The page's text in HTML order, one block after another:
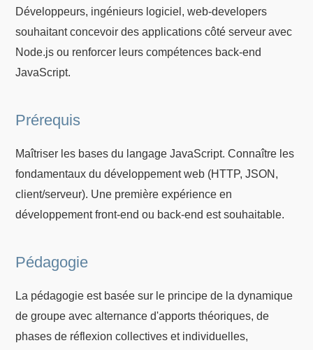
Développeurs, ingénieurs logiciel, web-developers
souhaitant concevoir des applications côté serveur avec
Node.js ou renforcer leurs compétences back-end
JavaScript.
Prérequis
Maîtriser les bases du langage JavaScript. Connaître les
fondamentaux du développement web (HTTP, JSON,
client/serveur). Une première expérience en
développement front-end ou back-end est souhaitable.
Pédagogie
La pédagogie est basée sur le principe de la dynamique
de groupe avec alternance d'apports théoriques, de
phases de réflexion collectives et individuelles,